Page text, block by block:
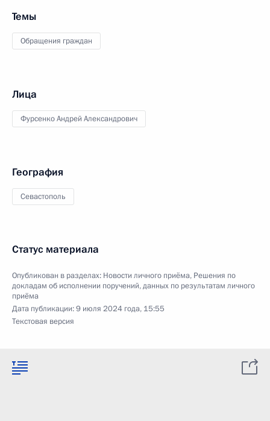
Темы
Обращения граждан
Лица
Фурсенко Андрей Александрович
География
Севастополь
Статус материала
Опубликован в разделах: Новости личного приёма, Решения по
докладам об исполнении поручений, данных по результатам личного
приёма
Дата публикации:9 июля 2024 года, 15:55
Текстовая версия